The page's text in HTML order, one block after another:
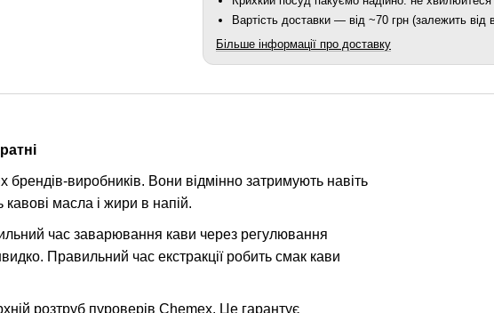
Вартість доставки — від ~70 грн (залежить від
Більше інформації про доставку
виробників. Вони відмінно затримують навіть
кавові масла і жири в напій.
час заварювання кави через регулювання
Правильний час екстракції робить смак кави
розтруб пуроверів Chemex. Це гарантує